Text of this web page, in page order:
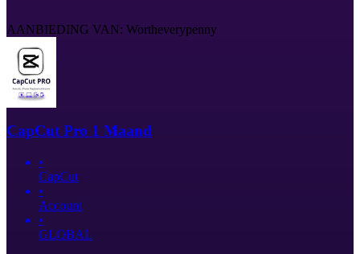
AANBIEDING VAN: Wortheverypenny
CapCut Pro 1 Maand
•
CapCut
•
Account
•
GLOBAL